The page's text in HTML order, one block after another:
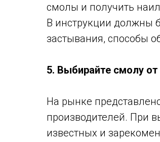
смолы и получить
В инструкции должны
застывания, способы
5. Выбирайте смолу
На рынке
производителей. При
известных и